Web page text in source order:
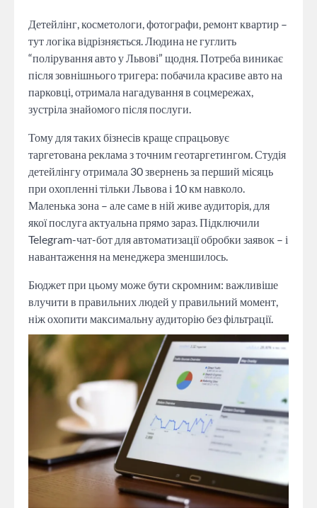
Детейлінг, косметологи, фотографи, ремонт квартир –
тут логіка відрізняється. Людина не гуглить
“полірування авто у Львові” щодня. Потреба виникає
після зовнішнього тригера: побачила красиве авто на
парковці, отримала нагадування в соцмережах,
зустріла знайомого після послуги.
Тому для таких бізнесів краще спрацьовує
таргетована реклама з точним геотаргетингом. Студія
детейлінгу отримала 30 звернень за перший місяць
при охопленні тільки Львова і 10 км навколо.
Маленька зона – але саме в ній живе аудиторія, для
якої послуга актуальна прямо зараз. Підключили
Telegram-чат-бот для автоматизації обробки заявок – і
навантаження на менеджера зменшилось.
Бюджет при цьому може бути скромним: важливіше
влучити в правильних людей у правильний момент,
ніж охопити максимальну аудиторію без фільтрації.